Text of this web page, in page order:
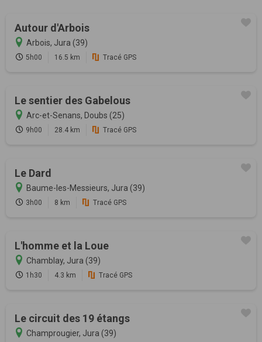
Autour d'Arbois
Arbois, Jura (39)
5h00 16.5 km Tracé GPS
Le sentier des Gabelous
Arc-et-Senans, Doubs (25)
9h00 28.4 km Tracé GPS
Le Dard
Baume-les-Messieurs, Jura (39)
3h00 8 km Tracé GPS
L'homme et la Loue
Chamblay, Jura (39)
1h30 4.3 km Tracé GPS
Le circuit des 19 étangs
Champrougier, Jura (39)